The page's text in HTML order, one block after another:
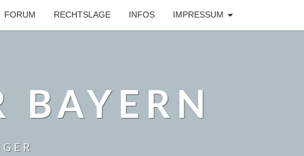
FORUM RECHTSLAGE INFOS IMPRESSUM
BAYERN